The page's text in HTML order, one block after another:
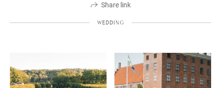
Share link
WEDDING